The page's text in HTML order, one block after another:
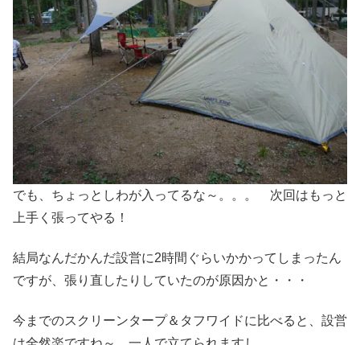
でも、ちょっとしわが入ってるな～。。。 次回はもっと
上手く張ってやる！
結局なんだかんだ設営に2時間ぐらいかかってしまったん
ですが、張り直したりしていたのが原因かと・・・
今までのスクリーンタープ＆タフワイドに比べると、設営